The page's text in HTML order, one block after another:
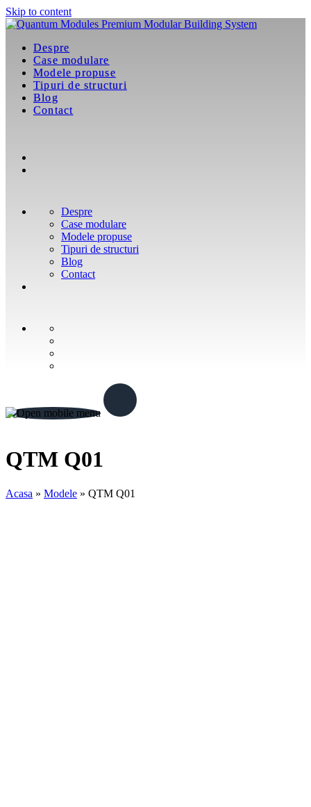
Skip to content
Despre
Case modulare
Modele propuse
Tipuri de structuri
Blog
Contact
Despre
Case modulare
Modele propuse
Tipuri de structuri
Blog
Contact
QTM Q01
Acasa » Modele » QTM Q01